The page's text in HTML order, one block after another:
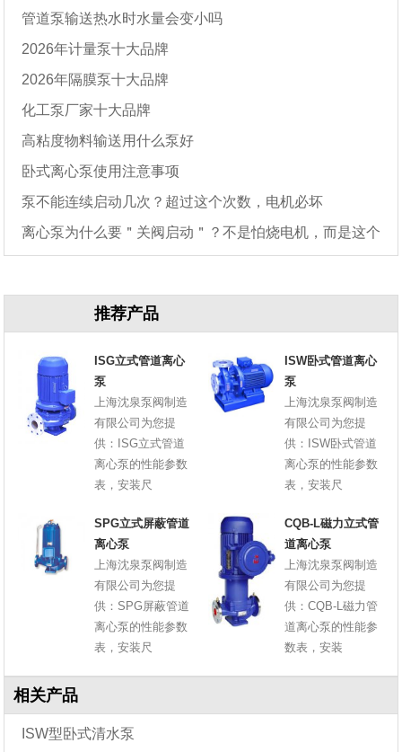
管道泵输送热水时水量会变小吗
2026年计量泵十大品牌
2026年隔膜泵十大品牌
化工泵厂家十大品牌
高粘度物料输送用什么泵好
卧式离心泵使用注意事项
泵不能连续启动几次？超过这个次数，电机必坏
离心泵为什么要＂关阀启动＂？不是怕烧电机，而是这个
推荐产品
ISG立式管道离心
泵
上海沈泉泵阀制造
有限公司为您提
供：ISG立式管道
离心泵的性能参数
表，安装尺
ISW卧式管道离心
泵
上海沈泉泵阀制造
有限公司为您提
供：ISW卧式管道
离心泵的性能参数
表，安装尺
SPG立式屏蔽管道
离心泵
上海沈泉泵阀制造
有限公司为您提
供：SPG屏蔽管道
离心泵的性能参数
表，安装尺
CQB-L磁力立式管
道离心泵
上海沈泉泵阀制造
有限公司为您提
供：CQB-L磁力管
道离心泵的性能参
数表，安装
相关产品
ISW型卧式清水泵